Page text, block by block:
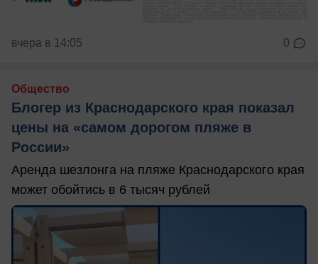
вчера в 14:05 0
Общество
Блогер из Краснодарского края показал
цены на «самом дорогом пляже в
России»
Аренда шезлонга на пляже Краснодарского края
может обойтись в 6 тысяч рублей